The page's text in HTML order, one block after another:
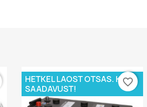
HETKEL LAOST OTSAS. KÜSI
SAADAVUST!
favorite_border